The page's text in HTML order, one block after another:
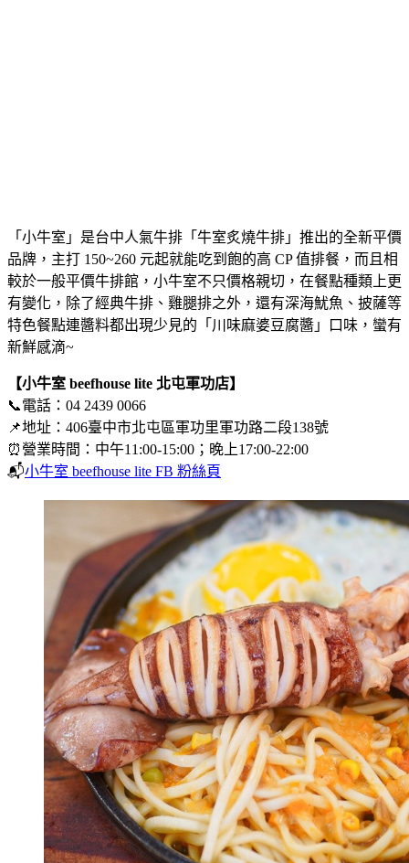
「小牛室」是台中人氣牛排「牛室炙燒牛排」推出的全新平價
品牌，主打 150~260 元起就能吃到飽的高 CP 值排餐，而且相
較於一般平價牛排館，小牛室不只價格親切，在餐點種類上更
有變化，除了經典牛排、雞腿排之外，還有深海魷魚、披薩等
特色餐點連醬料都出現少見的「川味麻婆豆腐醬」口味，蠻有
新鮮感滴~
【小牛室 beefhouse lite 北屯軍功店】
📞電話：04 2439 0066
📌地址：406臺中市北屯區軍功里軍功路二段138號
⏰營業時間：中午11:00-15:00；晚上17:00-22:00
📬小牛室 beefhouse lite FB 粉絲頁